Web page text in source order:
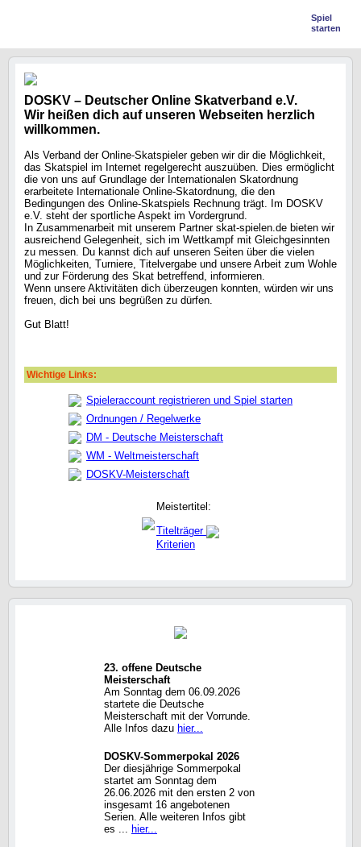
Spiel
starten
DOSKV – Deutscher Online Skatverband e.V.
Wir heißen dich auf unseren Webseiten herzlich
willkommen.
Als Verband der Online-Skatspieler geben wir dir die Möglichkeit,
das Skatspiel im Internet regelgerecht auszuüben. Dies ermöglicht
die von uns auf Grundlage der Internationalen Skatordnung
erarbeitete Internationale Online-Skatordnung, die den
Bedingungen des Online-Skatspiels Rechnung trägt. Im DOSKV
e.V. steht der sportliche Aspekt im Vordergrund.
In Zusammenarbeit mit unserem Partner skat-spielen.de bieten wir
ausreichend Gelegenheit, sich im Wettkampf mit Gleichgesinnten
zu messen. Du kannst dich auf unseren Seiten über die vielen
Möglichkeiten, Turniere, Titelvergabe und unsere Arbeit zum Wohle
und zur Förderung des Skat betreffend, informieren.
Wenn unsere Aktivitäten dich überzeugen konnten, würden wir uns
freuen, dich bei uns begrüßen zu dürfen.
Gut Blatt!
Wichtige Links:
Spieleraccount registrieren und Spiel starten
Ordnungen / Regelwerke
DM - Deutsche Meisterschaft
WM - Weltmeisterschaft
DOSKV-Meisterschaft
Meistertitel:
Titelträger
Kriterien
23. offene Deutsche
Meisterschaft
Am Sonntag dem 06.09.2026
startete die Deutsche
Meisterschaft mit der Vorrunde.
Alle Infos dazu hier...
DOSKV-Sommerpokal 2026
Der diesjährige Sommerpokal
startet am Sonntag dem
26.06.2026 mit den ersten 2 von
insgesamt 16 angebotenen
Serien. Alle weiteren Infos gibt
es ... hier...